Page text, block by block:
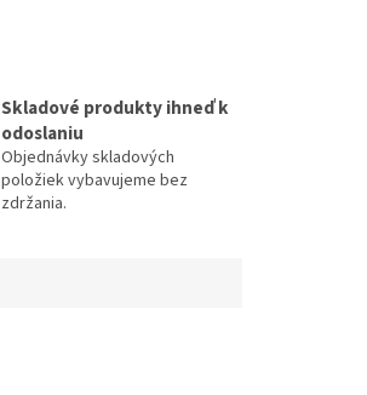
Skladové produkty ihneď k
odoslaniu
Objednávky skladových
položiek vybavujeme bez
zdržania.